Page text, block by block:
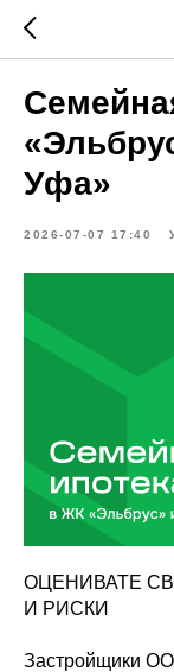
Уфа»
2026-07-07 17:40
ОЦЕНИВАТЕ
И РИСКИ
Застройщики